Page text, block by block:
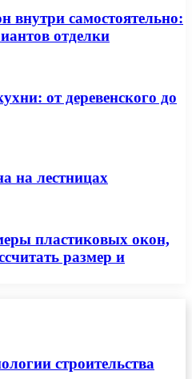
внутри самостоятельно:
отделки
от деревенского до
на лестницах
пластиковых окон,
размер и
строительства